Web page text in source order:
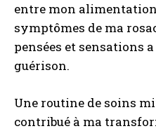
entre mon
symptômes de ma
pensées et sensations
guérison.
Une routine de soins
contribué à ma